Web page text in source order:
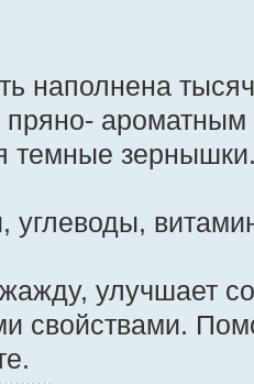
наполнена
ароматным
темные
углеводы,
улучшает
свойствами.